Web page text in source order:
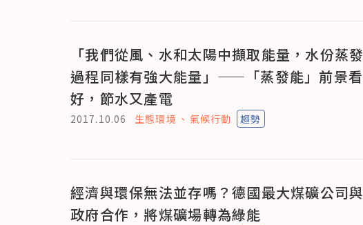
「我們從風、水和太陽中擷取能量，水份蒸發
過程同樣有強大能量」——「蒸發能」前景看
好，節水又產電
2017.10.06 生態環境 氣候行動 趨勢
經濟與環保無法並存嗎？德國最大煤礦公司與
政府合作，將煤礦場轉為綠能